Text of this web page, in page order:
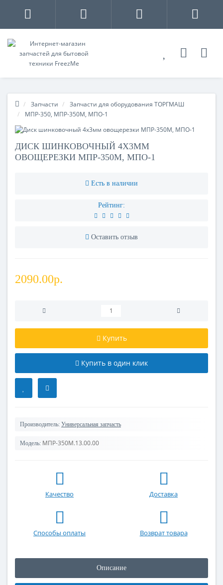
Запчасти
Запчасти для оборудования ТОРГМАШ
МПР-350, МПР-350М, МПО-1
ДИСК ШИНКОВОЧНЫЙ 4Х3ММ
ОВОЩЕРЕЗКИ МПР-350М, МПО-1
Есть в наличии
Рейтинг:
Оставить отзыв
2090.00р.
Купить
Купить в один клик
Производитель: Универсальная запчасть
Модель: МПР-350М.13.00.00
Качество Доставка
Способы оплаты Возврат товара
Описание